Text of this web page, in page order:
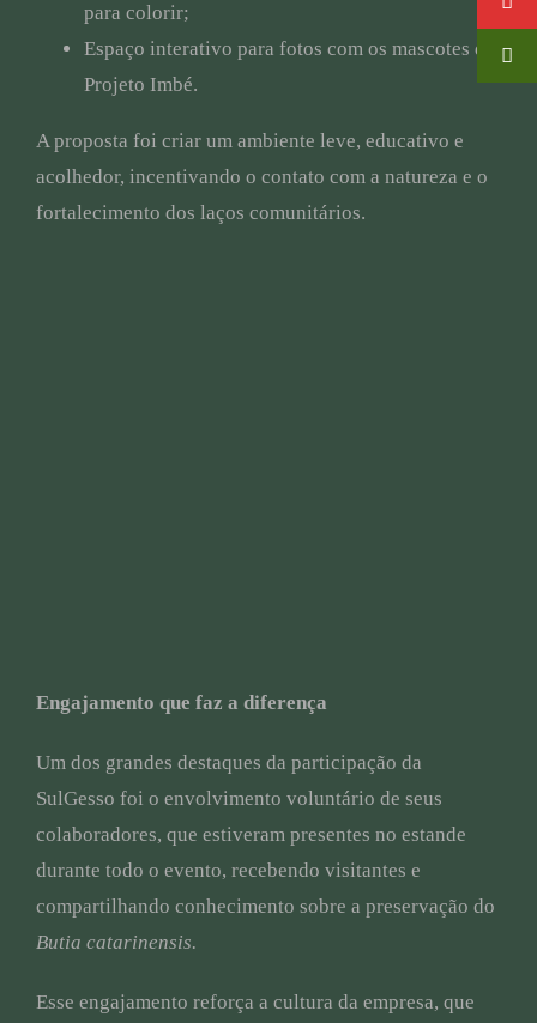
para colorir;
Espaço interativo para fotos com os mascotes do
Projeto Imbé.
A proposta foi criar um ambiente leve, educativo e
acolhedor, incentivando o contato com a natureza e o
fortalecimento dos laços comunitários.
Engajamento que faz a diferença
Um dos grandes destaques da participação da
SulGesso foi o envolvimento voluntário de seus
colaboradores, que estiveram presentes no estande
durante todo o evento, recebendo visitantes e
compartilhando conhecimento sobre a preservação do
Butia catarinensis.
Esse engajamento reforça a cultura da empresa, que